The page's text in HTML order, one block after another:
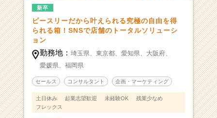
新卒
ピースリーだから叶えられる究極の自由を得
られる箱！SNSで店舗のトータルソリューシ
ョン
勤務地： 埼玉県、 東京都、 愛知県、 大阪府、
愛媛県、 福岡県
セールス コンサルタント 企画・マーケティング
土日休み 起業志望歓迎 未経験OK
残業少なめ
フレックス